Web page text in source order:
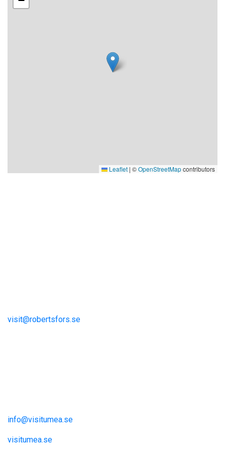
Leaflet | ©OpenStreetMapcontributors
visit@robertsfors.se
info@visitumea.se
visitumea.se